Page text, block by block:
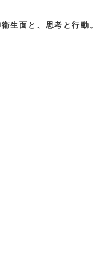
生面と、思考と行動。